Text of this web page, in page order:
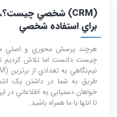
براي استفاده شخصي
چيست دانست اما تلاش کرديم
طريق به شما در داشتن يک
خواهان دستيابي به اطلاعاتي در
تا انتها با ما همراه باشيد.